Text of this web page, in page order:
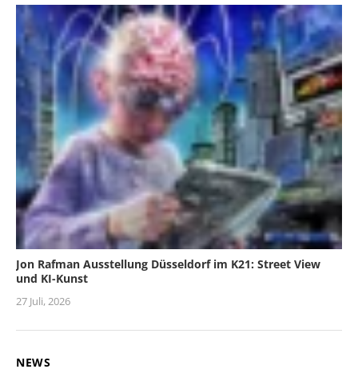
Jon Rafman Ausstellung Düsseldorf im K21: Street View
und KI-Kunst
27 Juli, 2026
NEWS